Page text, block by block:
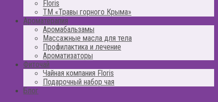
Floris
ТМ «Травы горного Крыма»
Ароматерапия
Аромабальзамы
Массажные масла для тела
Профилактика и лечение
Ароматизаторы
Фиточай
Чайная компания Floris
Подарочный набор чая
Блог